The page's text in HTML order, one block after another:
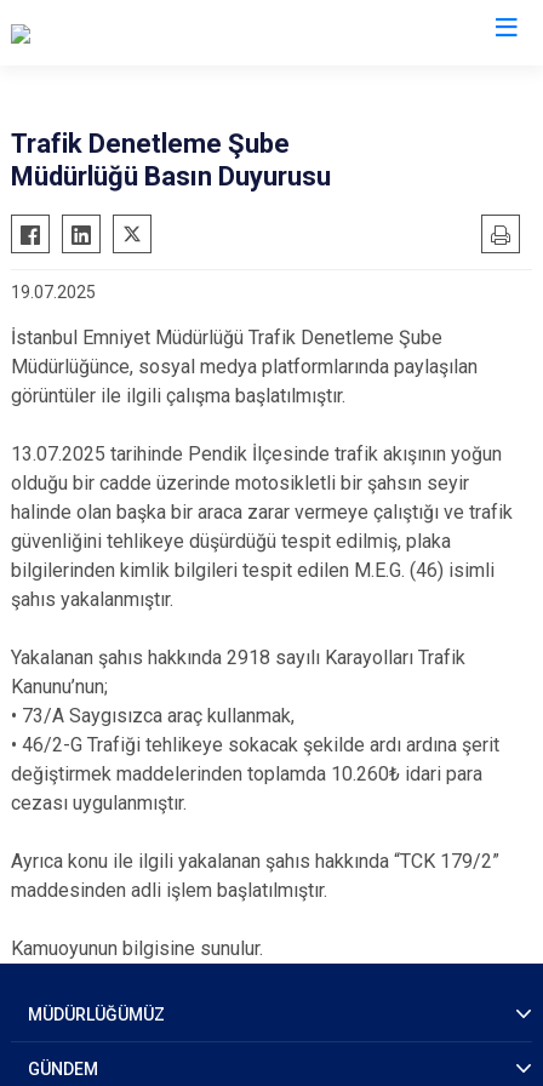
Trafik Denetleme Şube
Müdürlüğü Basın Duyurusu
19.07.2025
İstanbul Emniyet Müdürlüğü Trafik Denetleme Şube
Müdürlüğünce, sosyal medya platformlarında paylaşılan
görüntüler ile ilgili çalışma başlatılmıştır.
13.07.2025 tarihinde Pendik İlçesinde trafik akışının yoğun
olduğu bir cadde üzerinde motosikletli bir şahsın seyir
halinde olan başka bir araca zarar vermeye çalıştığı ve trafik
güvenliğini tehlikeye düşürdüğü tespit edilmiş, plaka
bilgilerinden kimlik bilgileri tespit edilen M.E.G. (46) isimli
şahıs yakalanmıştır.
Yakalanan şahıs hakkında 2918 sayılı Karayolları Trafik
Kanunu’nun;
• 73/A Saygısızca araç kullanmak,
• 46/2-G Trafiği tehlikeye sokacak şekilde ardı ardına şerit
değiştirmek maddelerinden toplamda 10.260₺ idari para
cezası uygulanmıştır.
Ayrıca konu ile ilgili yakalanan şahıs hakkında “TCK 179/2”
maddesinden adli işlem başlatılmıştır.
Kamuoyunun bilgisine sunulur.
MÜDÜRLÜĞÜMÜZ
GÜNDEM